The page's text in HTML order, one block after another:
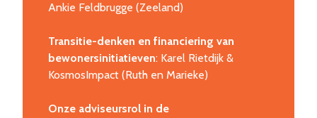
Ankie Feldbrugge (Zeeland)
Transitie-denken en financiering van
bewonersinitiatieven: Karel Rietdijk &
KosmosImpact (Ruth en Marieke)
Onze adviseursrol in de